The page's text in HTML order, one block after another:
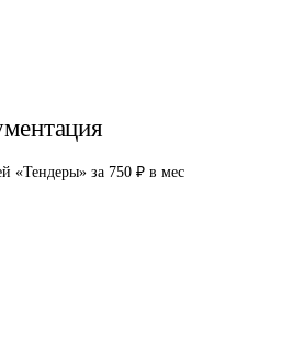
«Тендеры» за 750 ₽ в мес